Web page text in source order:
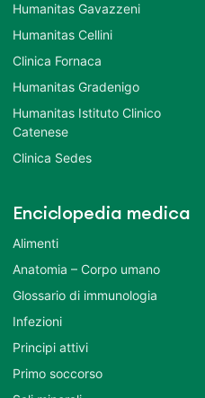
Humanitas Gavazzeni
Humanitas Cellini
Clinica Fornaca
Humanitas Gradenigo
Humanitas Istituto Clinico
Catenese
Clinica Sedes
Enciclopedia medica
Alimenti
Anatomia – Corpo umano
Glossario di immunologia
Infezioni
Principi attivi
Primo soccorso